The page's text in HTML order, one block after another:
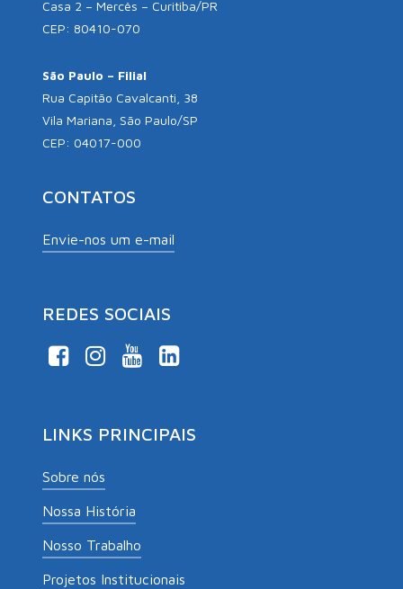
Casa 2 – Mercês – Curitiba/PR
CEP: 80410-070
São Paulo – Filial
Rua Capitão Cavalcanti, 38
Vila Mariana, São Paulo/SP
CEP: 04017-000
CONTATOS
Envie-nos um e-mail
REDES SOCIAIS
LINKS PRINCIPAIS
Sobre nós
Nossa História
Nosso Trabalho
Projetos Institucionais